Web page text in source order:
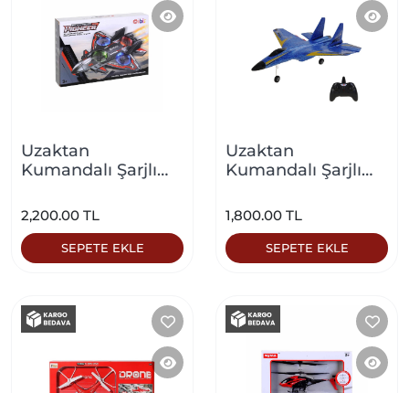
Uzaktan
Kumandalı Şarjlı
Uçak Kırmızı
2,200.00 TL
SEPETE EKLE
Uzaktan
Kumandalı Şarjlı
Mavi
1,800.00 TL
SEPETE EKLE